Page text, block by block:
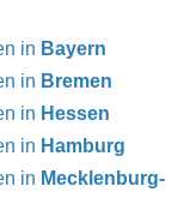
in Bayern
in Bremen
in Hessen
in Hamburg
in Mecklenburg-